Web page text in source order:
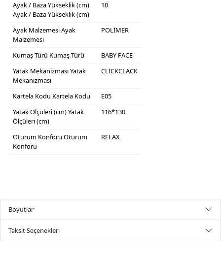
Ayak / Baza Yükseklik (cm)
Ayak / Baza Yükseklik (cm)
10
Ayak MalzemesiAyak
Malzemesi
POLİMER
Kumaş Türü Kumaş Türü
BABY FACE
Yatak MekanizmasıYatak
Mekanizması
CLİCKCLACK
Kartela Kodu Kartela Kodu
E05
Yatak Ölçüleri (cm)Yatak
Ölçüleri (cm)
116*130
Oturum Konforu Oturum
Konforu
RELAX
Boyutlar
Taksit Seçenekleri